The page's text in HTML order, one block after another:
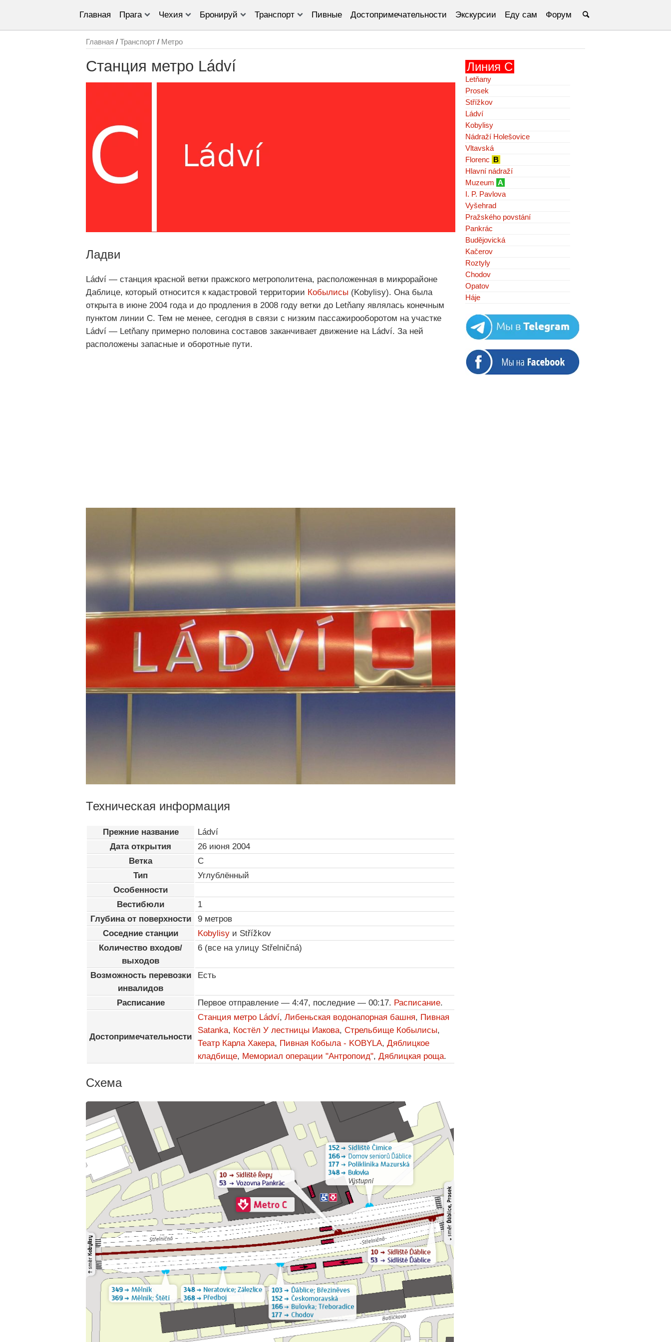
Главная Прага Чехия Бронируй Транспорт Пивные Достопримечательности Экскурсии Еду сам Форум
Главная / Транспорт / Метро
Станция метро Ládví
Ладви
Ládví — станция красной ветки пражского метрополитена, расположенная в микрорайоне
Даблице, который относится к кадастровой территории Кобылисы (Kobylisy). Она была
открыта в июне 2004 года и до продления в 2008 году ветки до Letňany являлась конечным
пунктом линии C. Тем не менее, сегодня в связи с низким пассажирооборотом на участке
Ládví — Letňany примерно половина составов заканчивает движение на Ládví. За ней
расположены запасные и оборотные пути.
Техническая информация
Прежние название
Ládví
Дата открытия
26 июня 2004
Ветка
C
Тип
Углублённый
Особенности
Вестибюли
1
Глубина от поверхности
9 метров
Соседние станции
Kobylisy и Střížkov
Количество входов/
выходов
6 (все на улицу Střelničná)
Возможность перевозки
инвалидов
Есть
Расписание Первое отправление — 4:47, последние — 00:17. Расписание.
Достопримечательности
Станция метро Ládví, Либеньская водонапорная башня, Пивная
Satanka, Костёл У лестницы Иакова, Стрельбище Кобылисы,
Театр Карла Хакера, Пивная Кобыла - KOBYLA, Дяблицкое
кладбище, Мемориал операции "Антропоид", Дяблицкая роща.
Схема
Линия C
Letňany
Prosek
Střížkov
Ládví
Kobylisy
Nádraží Holešovice
Vltavská
Florenc B
Hlavní nádraží
Muzeum A
I. P. Pavlova
Vyšehrad
Pražského povstání
Pankrác
Budějovická
Kačerov
Roztyly
Chodov
Opatov
Háje